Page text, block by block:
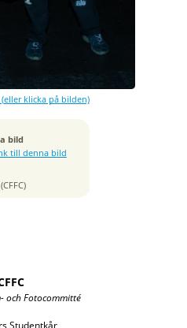
klicka på bilden)
bild
till denna bild
R
och Fotocommitté